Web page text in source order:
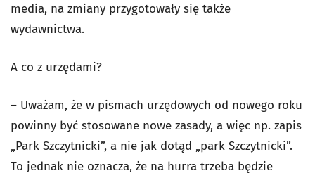
media, na zmiany przygotowały się także
wydawnictwa.
A co z urzędami?
– Uważam, że w pismach urzędowych od nowego roku
powinny być stosowane nowe zasady, a więc np. zapis
„Park Szczytnicki”, a nie jak dotąd „park Szczytnicki”.
To jednak nie oznacza, że na hurra trzeba będzie